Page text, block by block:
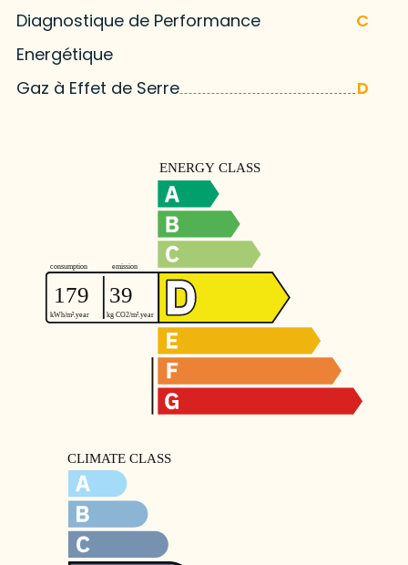
Diagnostique de Performance
Energétique
C
Gaz à Effet de Serre D